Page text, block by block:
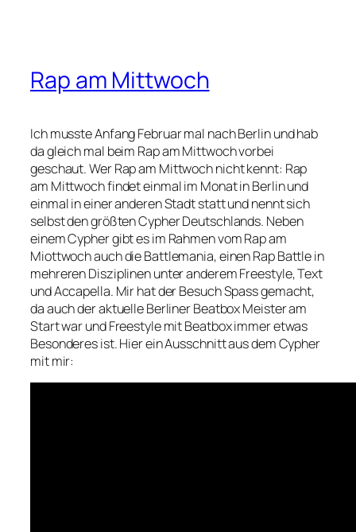
Rap am Mittwoch
Ich musste Anfang Februar mal nach Berlin und hab
da gleich mal beim Rap am Mittwoch vorbei
geschaut. Wer Rap am Mittwoch nicht kennt: Rap
am Mittwoch findet einmal im Monat in Berlin und
einmal in einer anderen Stadt statt und nennt sich
selbst den größten Cypher Deutschlands. Neben
einem Cypher gibt es im Rahmen vom Rap am
Miottwoch auch die Battlemania, einen Rap Battle in
mehreren Disziplinen unter anderem Freestyle, Text
und Accapella. Mir hat der Besuch Spass gemacht,
da auch der aktuelle Berliner Beatbox Meister am
Start war und Freestyle mit Beatbox immer etwas
Besonderes ist. Hier ein Ausschnitt aus dem Cypher
mit mir: